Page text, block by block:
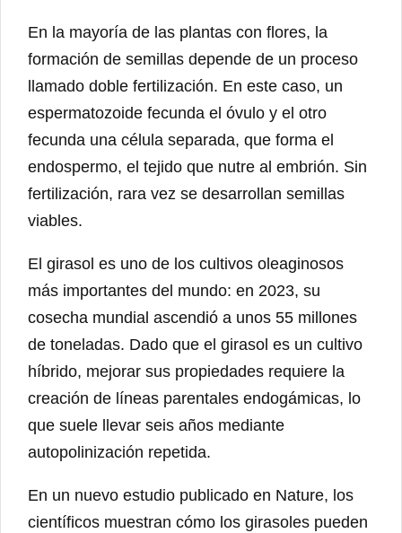
En la mayoría de las plantas con flores, la
formación de semillas depende de un proceso
llamado doble fertilización. En este caso, un
espermatozoide fecunda el óvulo y el otro
fecunda una célula separada, que forma el
endospermo, el tejido que nutre al embrión. Sin
fertilización, rara vez se desarrollan semillas
viables.
El girasol es uno de los cultivos oleaginosos
más importantes del mundo: en 2023, su
cosecha mundial ascendió a unos 55 millones
de toneladas. Dado que el girasol es un cultivo
híbrido, mejorar sus propiedades requiere la
creación de líneas parentales endogámicas, lo
que suele llevar seis años mediante
autopolinización repetida.
En un nuevo estudio publicado en Nature, los
científicos muestran cómo los girasoles pueden